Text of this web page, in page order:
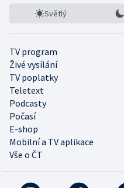
Světlý
TV program
Živé vysílání
TV poplatky
Teletext
Podcasty
Počasí
E-shop
Mobilní a TV aplikace
Vše o ČT